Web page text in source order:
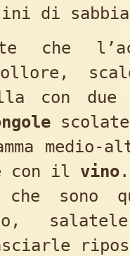
di
che
con due
medio-
con il vino.
che sono